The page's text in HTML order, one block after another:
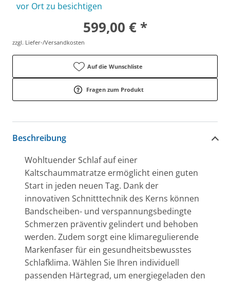
vor Ort zu besichtigen
599,00 € *
zzgl. Liefer-/Versandkosten
Auf die Wunschliste
Fragen zum Produkt
Beschreibung
Wohltuender Schlaf auf einer
Kaltschaummatratze ermöglicht einen guten
Start in jeden neuen Tag. Dank der
innovativen Schnitttechnik des Kerns können
Bandscheiben- und verspannungsbedingte
Schmerzen präventiv gelindert und behoben
werden. Zudem sorgt eine klimaregulierende
Markenfaser für ein gesundheitsbewusstes
Schlafklima. Wählen Sie Ihren individuell
passenden Härtegrad, um energiegeladen den